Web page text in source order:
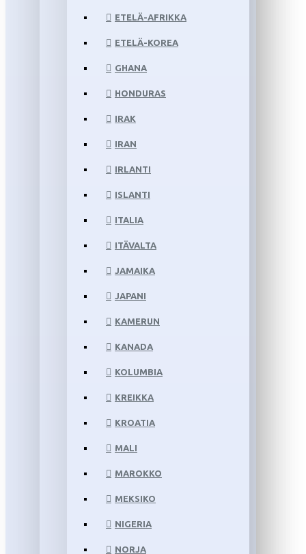
ETELÄ-AFRIKKA
ETELÄ-KOREA
GHANA
HONDURAS
IRAK
IRAN
IRLANTI
ISLANTI
ITALIA
ITÄVALTA
JAMAIKA
JAPANI
KAMERUN
KANADA
KOLUMBIA
KREIKKA
KROATIA
MALI
MAROKKO
MEKSIKO
NIGERIA
NORJA